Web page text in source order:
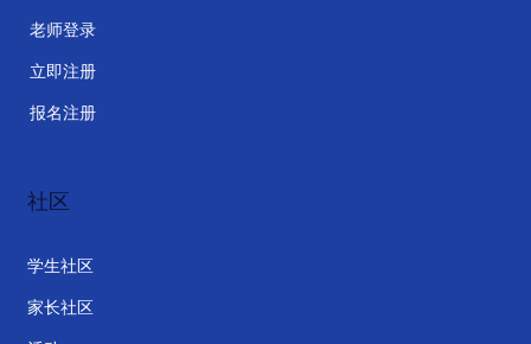
老师登录
立即注册
报名注册
社区
学生社区
家长社区